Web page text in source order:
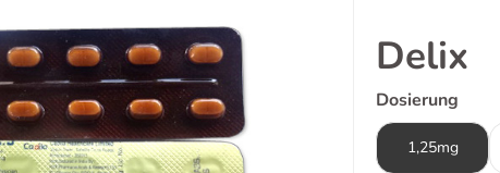
Delix
Dosierung
1,25mg